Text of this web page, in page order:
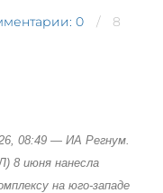
0
8
08:49 — ИА Регнум.
8 июня нанесла
на юго-западе